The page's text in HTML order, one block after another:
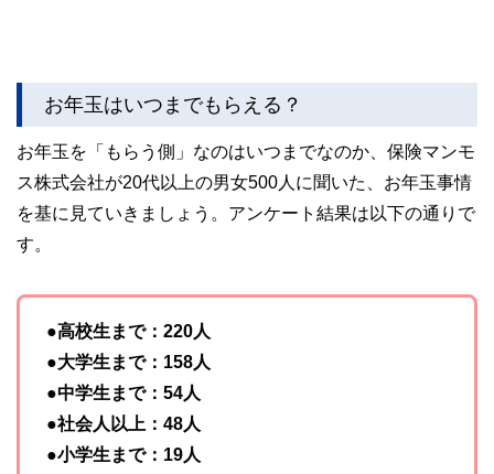
お年玉はいつまでもらえる？
お年玉を「もらう側」なのはいつまでなのか、保険マンモ
ス株式会社が20代以上の男女500人に聞いた、お年玉事情
を基に見ていきましょう。アンケート結果は以下の通りで
す。
●高校生まで：220人
●大学生まで：158人
●中学生まで：54人
●社会人以上：48人
●小学生まで：19人